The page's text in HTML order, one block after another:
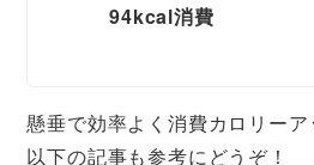
94kcal消費
懸垂で効率よく消費カロリーア
以下の記事も参考にどうぞ！